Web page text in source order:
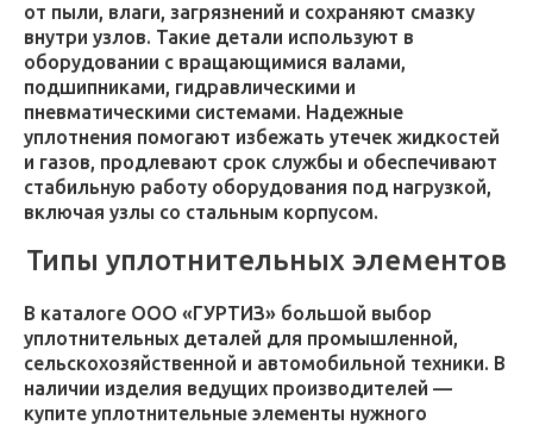
от пыли, влаги, загрязнений и сохраняют смазку
внутри узлов. Такие детали используют в
оборудовании с вращающимися валами,
подшипниками, гидравлическими и
пневматическими системами. Надежные
уплотнения помогают избежать утечек жидкостей
и газов, продлевают срок службы и обеспечивают
стабильную работу оборудования под нагрузкой,
включая узлы со стальным корпусом.
Типы уплотнительных элементов
В каталоге ООО «ГУРТИЗ» большой выбор
уплотнительных деталей для промышленной,
сельскохозяйственной и автомобильной техники. В
наличии изделия ведущих производителей —
купите уплотнительные элементы нужного